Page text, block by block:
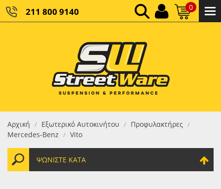
211 800 9140 0
ΚΑΘΑΡΌ ΣΎΝΟΛΟ:
ΤΕΛΙΚΌ ΣΎΝΟΛΟ:0,00 €
Αρχική / Εξωτερικό Αυτοκινήτου / Προφυλακτήρες /
Mercedes-Benz / Vito
ΨΩΝΊΣΤΕ ΚΑΤΆ